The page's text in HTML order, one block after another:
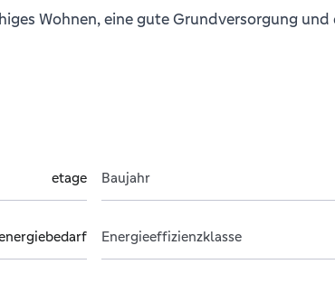
Wohnen, eine gute Grundversorgung
etage Baujahr
Energieeffizienzklasse